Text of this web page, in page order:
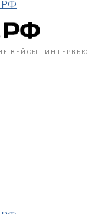
КЕЙСЫ · ИНТЕРВЬЮ